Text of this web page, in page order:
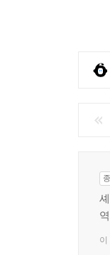
발달
셰익
『셰
다수
보완
자료
이